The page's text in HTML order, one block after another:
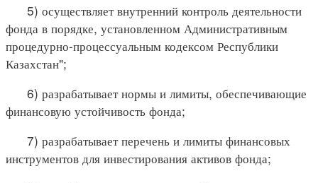
5) осуществляет внутренний контроль деятельности
фонда в порядке, установленном Административным
процедурно-процессуальным кодексом Республики
Казахстан";
6) разрабатывает нормы и лимиты, обеспечивающие
финансовую устойчивость фонда;
7) разрабатывает перечень и лимиты финансовых
инструментов для инвестирования активов фонда;